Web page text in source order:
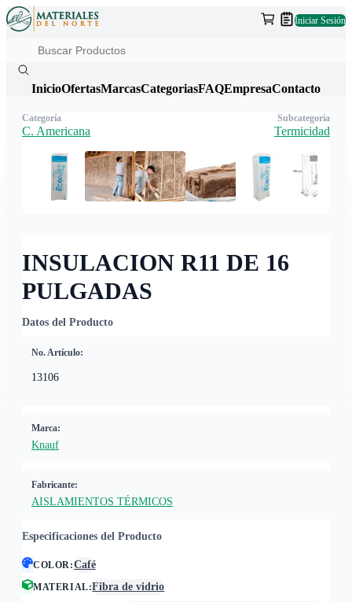
Iniciar Sesión
InicioOfertasMarcasCategoriasFAQEmpresaContacto
INSULACION R11 DE 16
PULGADAS
Datos del Producto
No. Artículo:
13106
Marca:
Knauf
Fabricante:
AISLAMIENTOS TÉRMICOS
Especificaciones del Producto
COLOR:Café
MATERIAL:Fibra de vidrio
Categoría
C. Americana
Subcategoría
Termicidad